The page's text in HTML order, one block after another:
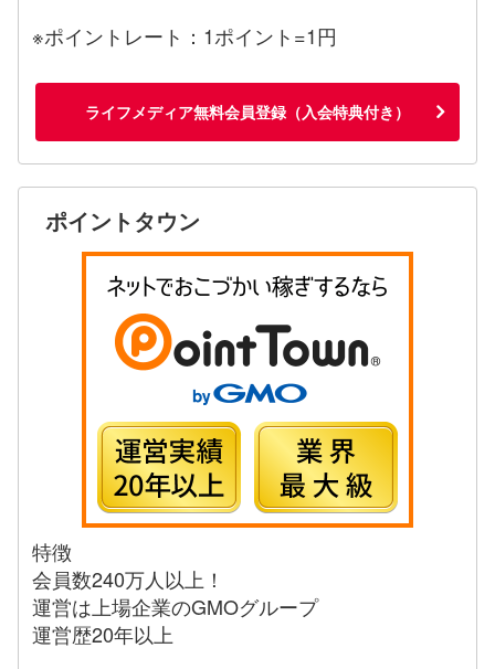
※ポイントレート：1ポイント=1円
ライフメディア無料会員登録（入会特典付き）
ポイントタウン
特徴
会員数240万人以上！
運営は上場企業のGMOグループ
運営歴20年以上